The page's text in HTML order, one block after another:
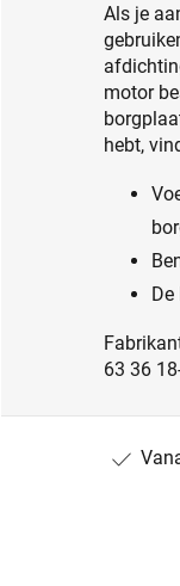
Als je
motor
hebt,
63 36